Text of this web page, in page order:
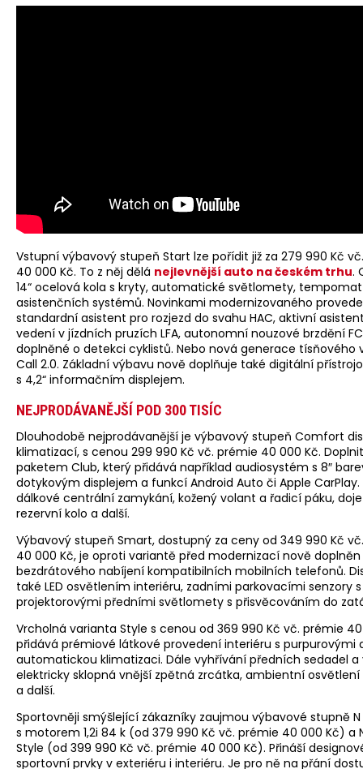
Vstupní výbavový stupeň Start lze pořídit již za 279 990 Kč
40 000 Kč. To z něj dělá nejlevnější auto na českém trhu.
14“ ocelová kola s kryty, automatické světlomety,
asistenčních systémů. Novinkami modernizovaného
standardní asistent pro rozjezd do svahu HAC, aktivní
vedení v jízdních pruzích LFA, autonomní nouzové brzdění
doplněné o detekci cyklistů. Nebo nová generace tísňového
Call 2.0. Základní výbavu nově doplňuje také digitální
s 4,2“ informačním displejem.
NEJPRODÁVANĚJŠÍ POD 300 TISÍC
Dlouhodobě nejprodávanější je výbavový stupeň Comfort
klimatizací, s cenou 299 990 Kč vč. prémie 40 000 Kč.
paketem Club, který přidává například audiosystém s 8″
dotykovým displejem a funkcí Android Auto či Apple CarPlay.
dálkové centrální zamykání, kožený volant a řadicí páku,
rezervní kolo a další.
Výbavový stupeň Smart, dostupný za ceny od 349 990 Kč
40 000 Kč, je oproti variantě před modernizací nově
bezdrátového nabíjení kompatibilních mobilních telefonů.
také LED osvětlením interiéru, zadními parkovacími senzory
projektorovými předními světlomety s přisvěcováním do
Vrcholná varianta Style s cenou od 369 990 Kč vč. prémie
přidává prémiové látkové provedení interiéru s purpurovými
automatickou klimatizaci. Dále vyhřívání předních sedadel a
elektricky sklopná vnější zpětná zrcátka, ambientní
a další.
Sportovněji smýšlející zákazníky zaujmou výbavové stupně N
s motorem 1,2i 84 k (od 379 990 Kč vč. prémie 40 000 Kč) a
Style (od 399 990 Kč vč. prémie 40 000 Kč). Přináší
sportovní prvky v exteriéru i interiéru. Je pro ně na přání